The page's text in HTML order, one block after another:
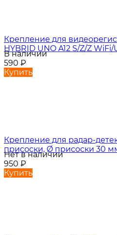
Крепление для
HYBRID UNO A12 S/Z/Z
В наличии
590 ₽
Купить
Крепление для радар-
присоски, Ø присоски 30
Нет в наличии
950 ₽
Купить